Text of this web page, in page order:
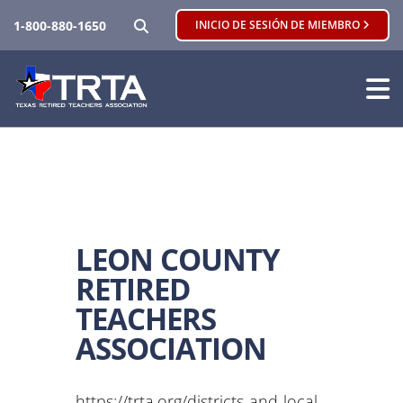
1-800-880-1650 BUSCARINICIO DE SESIÓN DE MIEMBRO
LEON COUNTY
RETIRED
TEACHERS
ASSOCIATION